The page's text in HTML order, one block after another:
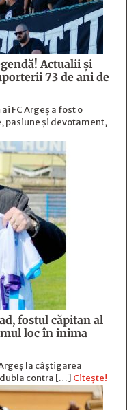
Actualii şi
73 de ani de
FC Argeș a fost o
pasiune și devotament,
fostul căpitan al
loc în inima
la câștigarea
contra […] Citește!